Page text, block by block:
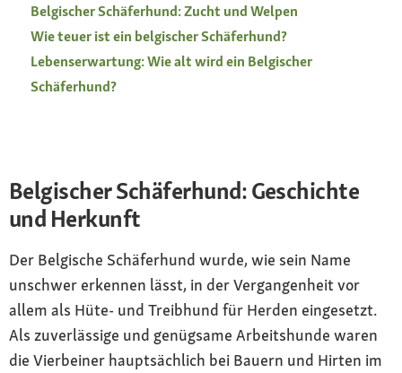
Belgischer Schäferhund: Zucht und Welpen
Wie teuer ist ein belgischer Schäferhund?
Lebenserwartung: Wie alt wird ein Belgischer
Schäferhund?
Belgischer Schäferhund: Geschichte
und Herkunft
Der Belgische Schäferhund wurde, wie sein Name
unschwer erkennen lässt, in der Vergangenheit vor
allem als Hüte- und Treibhund für Herden eingesetzt.
Als zuverlässige und genügsame Arbeitshunde waren
die Vierbeiner hauptsächlich bei Bauern und Hirten im